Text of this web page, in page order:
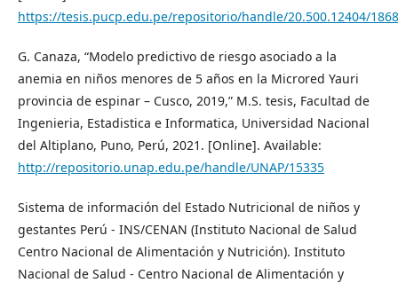
https://tesis.pucp.edu.pe/repositorio/handle/20.500.12404/
G. Canaza, “Modelo predictivo de riesgo asociado a la
anemia en niños menores de 5 años en la Microred Yauri
provincia de espinar – Cusco, 2019,” M.S. tesis, Facultad de
Ingenieria, Estadistica e Informatica, Universidad Nacional
del Altiplano, Puno, Perú, 2021. [Online]. Available:
http://repositorio.unap.edu.pe/handle/UNAP/15335
Sistema de información del Estado Nutricional de niños y
gestantes Perú - INS/CENAN (Instituto Nacional de Salud
Centro Nacional de Alimentación y Nutrición). Instituto
Nacional de Salud - Centro Nacional de Alimentación y